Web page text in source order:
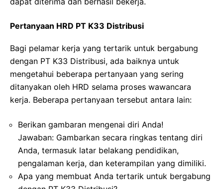
Pertanyaan HRD PT K33 Distribusi
Bagi pelamar kerja yang tertarik untuk bergabung
dengan PT K33 Distribusi, ada baiknya untuk
mengetahui beberapa pertanyaan yang sering
ditanyakan oleh HRD selama proses wawancara
kerja. Beberapa pertanyaan tersebut antara lain:
Berikan gambaran mengenai diri Anda!
Jawaban: Gambarkan secara ringkas tentang diri
Anda, termasuk latar belakang pendidikan,
pengalaman kerja, dan keterampilan yang dimiliki.
Apa yang membuat Anda tertarik untuk bergabung